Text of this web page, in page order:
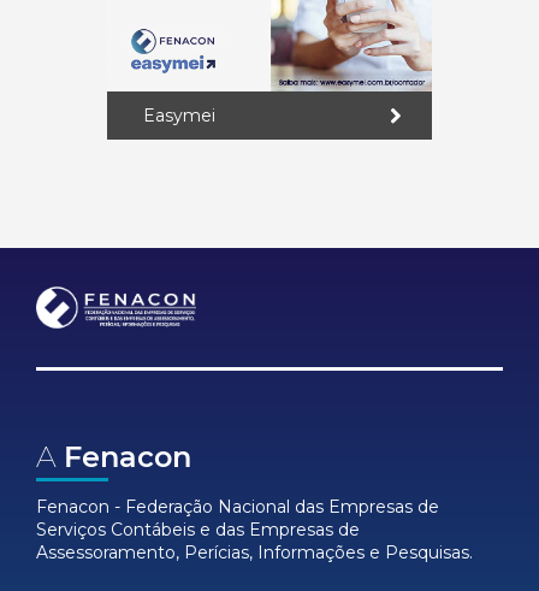
Easymei
A Fenacon
Fenacon - Federação Nacional das Empresas de
Serviços Contábeis e das Empresas de
Assessoramento, Perícias, Informações e Pesquisas.